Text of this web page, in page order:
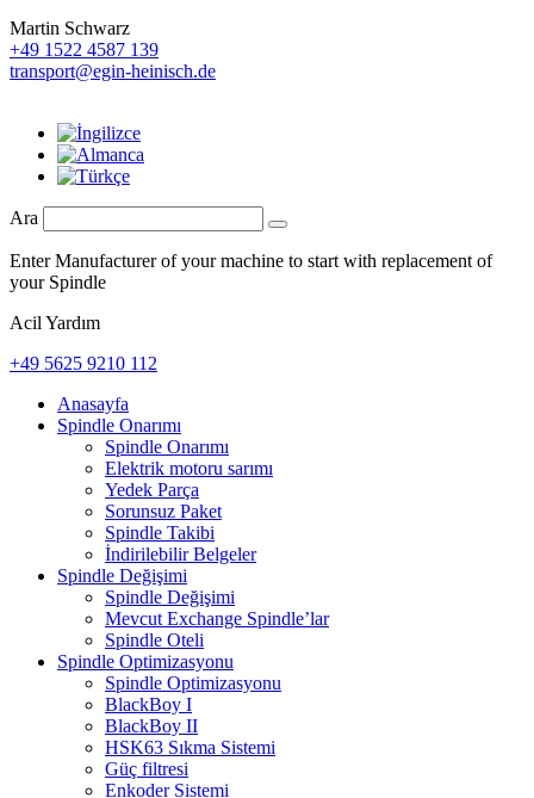
Martin Schwarz
+49 1522 4587 139
transport@egin-heinisch.de
Ara
Enter Manufacturer of your machine to start with replacement of
your Spindle
Acil Yardım
+49 5625 9210 112
Anasayfa
Spindle Onarımı
Spindle Onarımı
Elektrik motoru sarımı
Yedek Parça
Sorunsuz Paket
Spindle Takibi
İndirilebilir Belgeler
Spindle Değişimi
Spindle Değişimi
Mevcut Exchange Spindle’lar
Spindle Oteli
Spindle Optimizasyonu
Spindle Optimizasyonu
BlackBoy I
BlackBoy II
HSK63 Sıkma Sistemi
Güç filtresi
Enkoder Sistemi